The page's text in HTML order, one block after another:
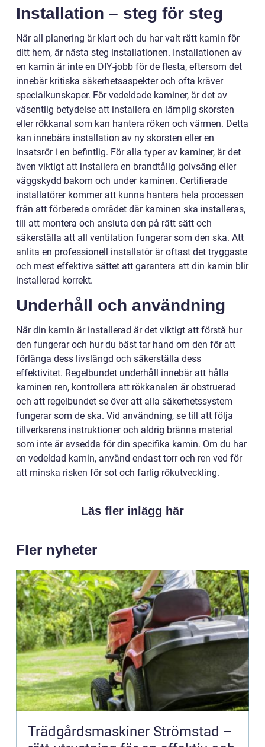
Installation – steg för steg
När all planering är klart och du har valt rätt kamin för
ditt hem, är nästa steg installationen. Installationen av
en kamin är inte en DIY-jobb för de flesta, eftersom det
innebär kritiska säkerhetsaspekter och ofta kräver
specialkunskaper. För vedeldade kaminer, är det av
väsentlig betydelse att installera en lämplig skorsten
eller rökkanal som kan hantera röken och värmen. Detta
kan innebära installation av ny skorsten eller en
insatsrör i en befintlig. För alla typer av kaminer, är det
även viktigt att installera en brandtålig golvsäng eller
väggskydd bakom och under kaminen. Certifierade
installatörer kommer att kunna hantera hela processen
från att förbereda området där kaminen ska installeras,
till att montera och ansluta den på rätt sätt och
säkerställa att all ventilation fungerar som den ska. Att
anlita en professionell installatör är oftast det tryggaste
och mest effektiva sättet att garantera att din kamin blir
installerad korrekt.
Underhåll och användning
När din kamin är installerad är det viktigt att förstå hur
den fungerar och hur du bäst tar hand om den för att
förlänga dess livslängd och säkerställa dess
effektivitet. Regelbundet underhåll innebär att hålla
kaminen ren, kontrollera att rökkanalen är obstruerad
och att regelbundet se över att alla säkerhetssystem
fungerar som de ska. Vid användning, se till att följa
tillverkarens instruktioner och aldrig bränna material
som inte är avsedda för din specifika kamin. Om du har
en vedeldad kamin, använd endast torr och ren ved för
att minska risken för sot och farlig rökutveckling.
Läs fler inlägg här
Fler nyheter
Trädgårdsmaskiner Strömstad –